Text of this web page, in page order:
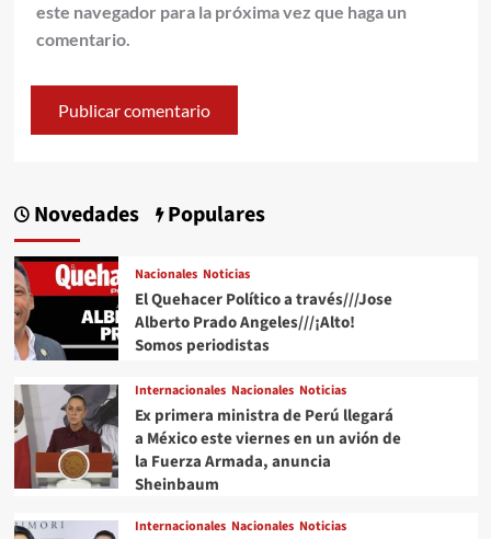
este navegador para la próxima vez que haga un
comentario.
Novedades Populares
Nacionales Noticias
El Quehacer Político a través///Jose
Alberto Prado Angeles///¡Alto!
Somos periodistas
Internacionales Nacionales Noticias
Ex primera ministra de Perú llegará
a México este viernes en un avión de
la Fuerza Armada, anuncia
Sheinbaum
Internacionales Nacionales Noticias